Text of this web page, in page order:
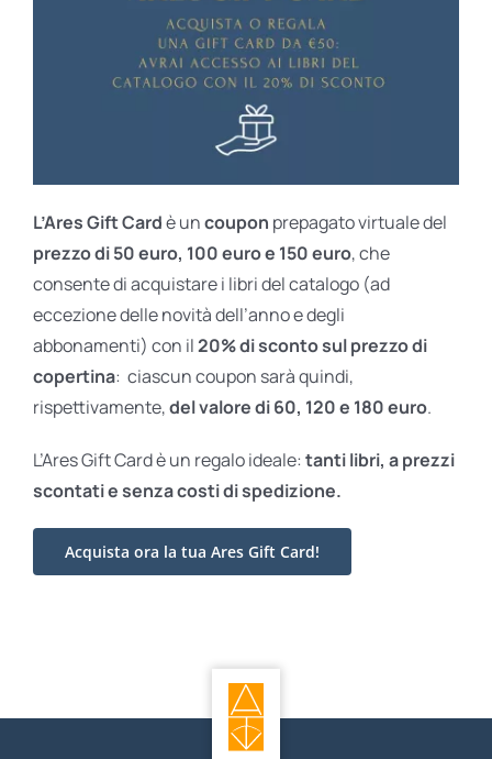
L’Ares Gift Cardè uncoupon prepagato virtuale del
prezzo di 50 euro, 100 euro e 150 euro, che
consente di acquistare i libri del catalogo (ad
eccezione delle novità dell’anno e degli
abbonamenti) con il20% di sconto sul prezzo di
copertina: ciascun coupon sarà quindi,
rispettivamente,del valore di 60, 120 e 180 euro.
L’Ares Gift Card è un regalo ideale: tanti libri, a prezzi
scontati esenza costi di spedizione.
Acquista ora la tua Ares Gift Card!